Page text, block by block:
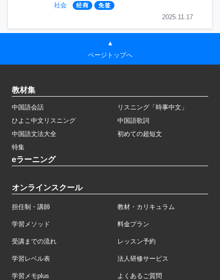
社会 经商 免签
2025.11.17
▲
ページトップへ
教材集
中国語会話
リスニング「時事中文」
ひよこ中文リスニング
中国語歌詞
中国語文法大全
初めての超短文
特集
eラーニング
オンラインスクール
担任制・講師 教材・カリキュラム
学習メソッド 料金プラン
受講までの流れ レッスン予約
学習レベル表 法人研修サービス
学習メモplus よくあるご質問